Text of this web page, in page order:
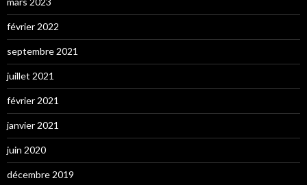
février 2022
septembre 2021
juillet 2021
février 2021
janvier 2021
juin 2020
décembre 2019